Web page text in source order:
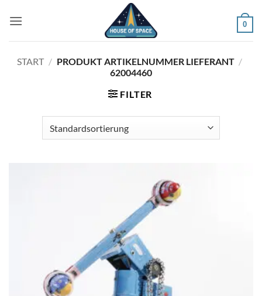
Inhalt
0
START / PRODUKT ARTIKELNUMMER LIEFERANT /
62004460
FILTER